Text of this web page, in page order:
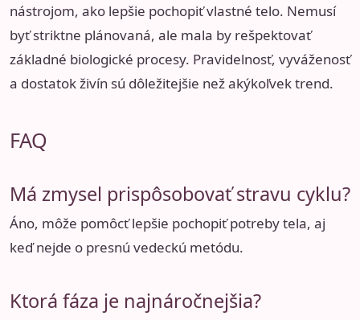
nástrojom, ako lepšie pochopiť vlastné telo. Nemusí
byť striktne plánovaná, ale mala by rešpektovať
základné biologické procesy. Pravidelnosť, vyváženosť
a dostatok živín sú dôležitejšie než akýkoľvek trend.
FAQ
Má zmysel prispôsobovať stravu cyklu?
Áno, môže pomôcť lepšie pochopiť potreby tela, aj
keď nejde o presnú vedeckú metódu.
Ktorá fáza je najnáročnejšia?